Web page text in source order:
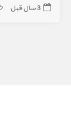
3 سال قبل